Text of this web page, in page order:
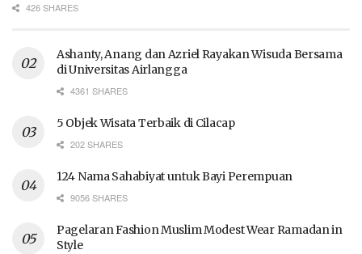
426 SHARES
Ashanty, Anang dan Azriel Rayakan Wisuda Bersama
di Universitas Airlangga
4361 SHARES
5 Objek Wisata Terbaik di Cilacap
202 SHARES
124 Nama Sahabiyat untuk Bayi Perempuan
9056 SHARES
Pagelaran Fashion Muslim Modest Wear Ramadan in
Style